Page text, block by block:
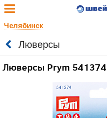
Челябинск
Люверсы
Люверсы Prym 541374